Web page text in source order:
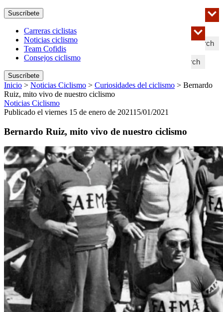
Search
Suscríbete
Search
Carreras ciclistas
Noticias ciclismo
Team Cofidis
Consejos ciclismo
Suscríbete
Inicio > Noticias Ciclismo > Curiosidades del ciclismo > Bernardo
Ruiz, mito vivo de nuestro ciclismo
Noticias Ciclismo
Publicado el viernes 15 de enero de 202115/01/2021
Bernardo Ruiz, mito vivo de nuestro ciclismo